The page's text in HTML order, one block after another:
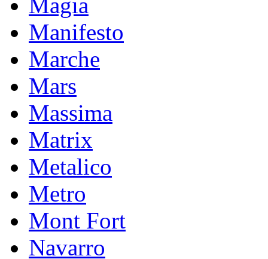
Manifesto
Marche
Mars
Massima
Matrix
Metalico
Metro
Mont Fort
Navarro